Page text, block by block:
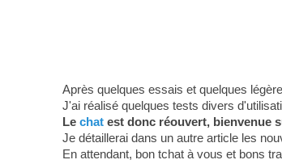
Après quelques essais et quelques
J'ai réalisé quelques tests divers
Le chatest donc réouvert, bienvenue
Je détaillerai dans un autre article les
En attendant, bon tchat à vous et bons